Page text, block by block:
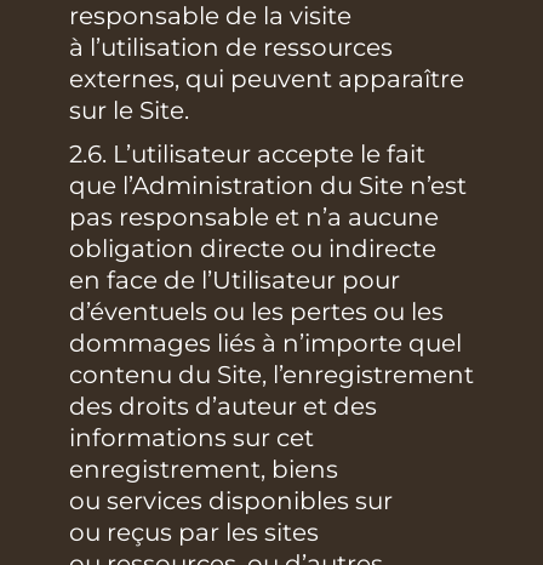
responsable de la visite
à l’utilisation de ressources
externes, qui peuvent apparaître
sur le Site.
2.6. L’utilisateur accepte le fait
que l’Administration du Site n’est
pas responsable et n’a aucune
obligation directe ou indirecte
en face de l’Utilisateur pour
d’éventuels ou les pertes ou les
dommages liés à n’importe quel
contenu du Site, l’enregistrement
des droits d’auteur et des
informations sur cet
enregistrement, biens
ou services disponibles sur
ou reçus par les sites